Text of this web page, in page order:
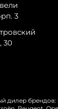
3
30
дилер брендов: